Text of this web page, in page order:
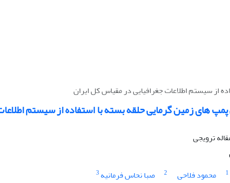
از سیستم اطلاعات جغرافیایی در مقیاس کل ایران
پمپ های زمین گرمایی حلقه بسته با استفاده از سیستم
ترویجی
1 محمود فلاحی 2 صبا نحاس فرمانیه3